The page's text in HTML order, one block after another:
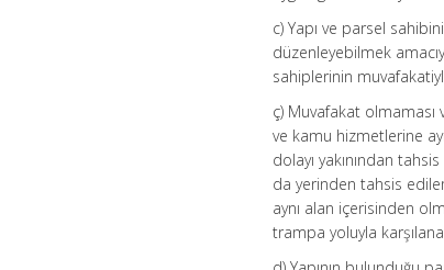
c) Yapı ve parsel
düzenleyebilmek
sahiplerinin
ç) Muvafakat olmaması
ve kamu hizmetlerine
dolayı yakınından
da yerinden tahsis
aynı alan içerisinden
trampa yoluyla